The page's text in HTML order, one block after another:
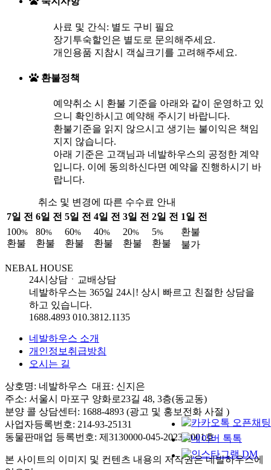
사료 및 간식: 별도 구비 필요
장기투숙할인은 별도로 문의해주세요.
개인용품 지참시 객실크기를 고려해주세요.
환불정책
예약취소 시 환불 기준을 아래와 같이 운영하고 있
으니 확인하시고 예약해 주시기 바랍니다.
환불기준을 읽지 않으시고 생기는 불이익은 책임
지지 않습니다.
아래 기준은 고객님과 네발하우스의 공정한 계약
입니다. 이에 동의하신다면 예약을 진행하시기 바
랍니다.
취소 및 변경에 따른 수수료 안내
7일 전 6일 전 5일 전 4일 전 3일 전 2일 전 1일 전
100%
환불
80%
환불
60%
환불
40%
환불
20%
환불
5%
환불
환불
불가
NEBAL HOUSE
24시상담ㆍ교배상담
네발하우스는 365일 24시! 상시 빠르고 친절한 상담을
하고 있습니다.
1688.4893 010.3812.1135
네발하우스 소개
개인정보취급방침
오시는 길
상호명: 네발하우스 대표: 신지은
주소: 서울시 마포구 양화로23길 48, 3층(동교동)
분양 콜 상담센터: 1688-4893 (광고 및 홍보전화 사절 )
사업자등록번호: 214-93-25131
동물판매업 등록번호: 제3130000-045-2023-0001호
본 사이트의 이미지 및 컨텐츠 내용의 저작권은 네발하우스에